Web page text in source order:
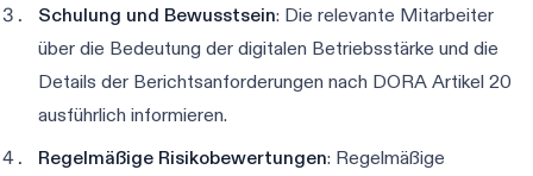
Schulung und Bewusstsein: Die relevante Mitarbeiter
über die Bedeutung der digitalen Betriebsstärke und die
Details der Berichtsanforderungen nach DORA Artikel 20
ausführlich informieren.
Regelmäßige Risikobewertungen: Regelmäßige